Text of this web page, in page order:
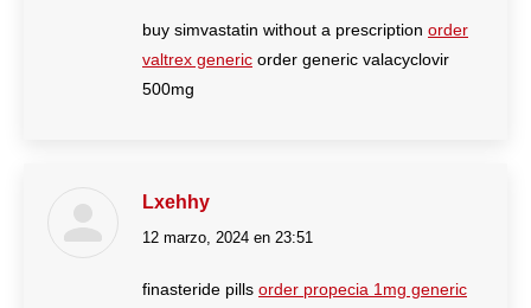
buy simvastatin without a prescription order
valtrex generic order generic valacyclovir
500mg
Lxehhy
dice:
12 marzo, 2024 en 23:51
finasteride pills order propecia 1mg generic